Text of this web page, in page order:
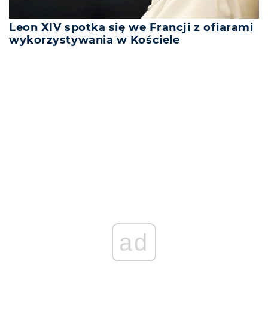
Leon XIV spotka się we Francji z ofiarami
wykorzystywania w Kościele